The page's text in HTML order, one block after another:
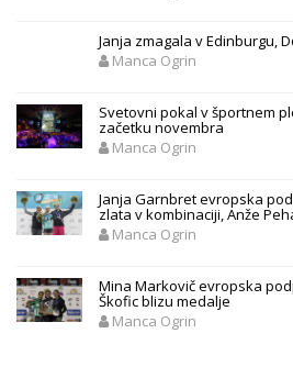
Janja zmagala v Edinburgu,
Manca Ogrin
Svetovni pokal v športnem
začetku novembra
Manca Ogrin
Janja Garnbret evropska
zlata v kombinaciji, Anže
Manca Ogrin
Mina Markovič evropska
Škofic blizu medalje
Manca Ogrin